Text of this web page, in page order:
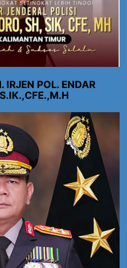
IRJEN POL. ENDAR